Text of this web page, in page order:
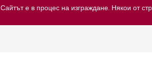
Сайтът е в процес на изграждане. Някои от